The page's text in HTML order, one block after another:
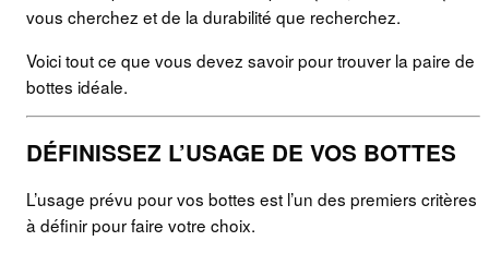
vous cherchez et de la durabilité que recherchez.
Voici tout ce que vous devez savoir pour trouver la paire de
bottes idéale.
DÉFINISSEZ L’USAGE DE VOS BOTTES
L’usage prévu pour vos bottes est l’un des premiers critères
à définir pour faire votre choix.